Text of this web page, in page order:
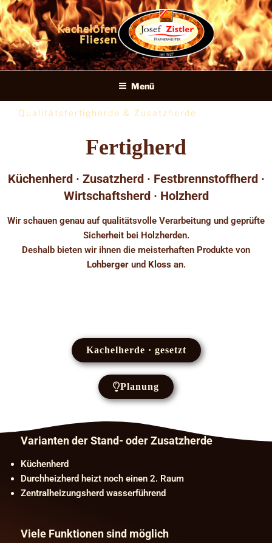
Josef Zistler ·
Hafner &
Fliesenleger
Menü
Qualitätsfertigherde & Zusatzherde
Fertigherd
Küchenherd · Zusatzherd · Festbrennstoffherd ·
Wirtschaftsherd · Holzherd
Wir schauen genau auf qualitätsvolle Verarbeitung und geprüfte
Sicherheit bei Holzherden.
Deshalb bieten wir ihnen die meisterhaften Produkte von
Lohbergerund Kloss an.
Kachelherde · gesetzt
Planung
Varianten der Stand- oder Zusatzherde
Küchenherd
Durchheizherd heizt noch einen 2. Raum
Zentralheizungsherd wasserführend
Viele Funktionen sind möglich